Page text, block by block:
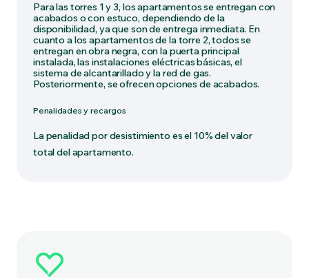
Para las torres 1 y 3, los apartamentos se entregan con
acabados o con estuco, dependiendo de la
disponibilidad, ya que son de entrega inmediata. En
cuanto a los apartamentos de la torre 2, todos se
entregan en obra negra, con la puerta principal
instalada, las instalaciones eléctricas básicas, el
sistema de alcantarillado y la red de gas.
Posteriormente, se ofrecen opciones de acabados.
Penalidades y recargos
La penalidad por desistimiento es el 10% del valor
total del apartamento.